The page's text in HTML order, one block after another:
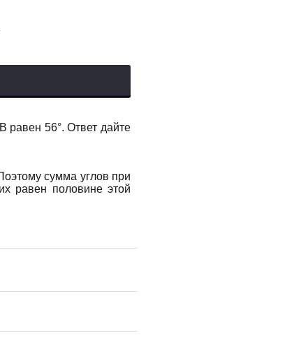
равен 56°. Ответ дайте
сумма углов при
равен половине этой